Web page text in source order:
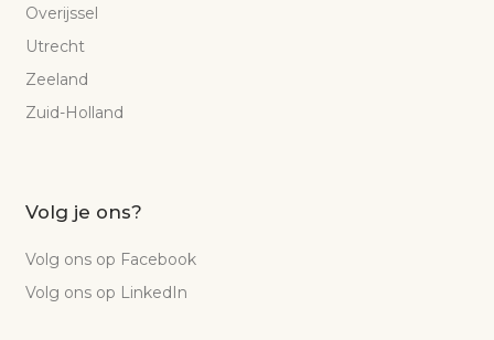
Overijssel
Utrecht
Zeeland
Zuid-Holland
Volg je ons?
Volg ons op Facebook
Volg ons op LinkedIn